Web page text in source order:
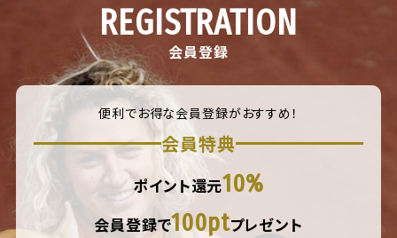
REGISTRATION
会員登録
便利でお得な会員登録がおすすめ！
会員特典
ポイント還元10%
会員登録で100ptプレゼント